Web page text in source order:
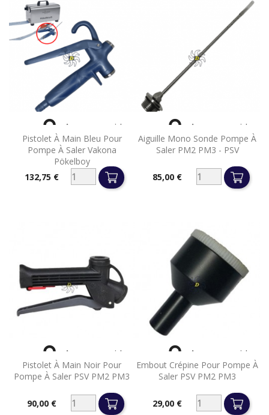
Pistolet À Main Bleu Pour
Pompe À Saler Vakona
Pökelboy
Prix132,75 €
 Aperçu rapide
Aiguille Mono Sonde Pompe À
Saler PM2 PM3 - PSV
Prix85,00 €
 Aperçu rapide
Pistolet À Main Noir Pour
Pompe À Saler PSV PM2 PM3
Prix90,00 €
 Aperçu rapide
Embout Crépine Pour Pompe À
Saler PSV PM2 PM3
Prix29,00 €
 Aperçu rapide